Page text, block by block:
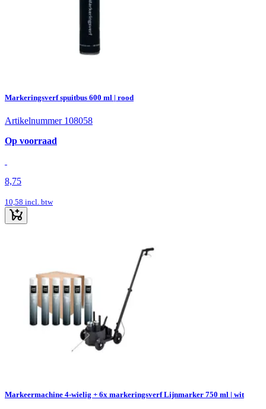
Markeringsverf spuitbus 600 ml | rood
Artikelnummer 108058
Op voorraad
8,75
10,58 incl. btw
Markeermachine 4-wielig + 6x markeringsverf Lijnmarker 750 ml | wit